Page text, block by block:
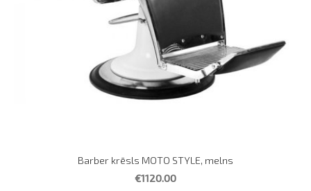
Barber krēsls MOTO STYLE, melns
€1120.00